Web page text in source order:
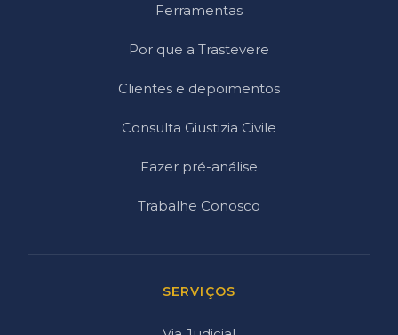
Ferramentas
Por que a Trastevere
Clientes e depoimentos
Consulta Giustizia Civile
Fazer pré-análise
Trabalhe Conosco
SERVIÇOS